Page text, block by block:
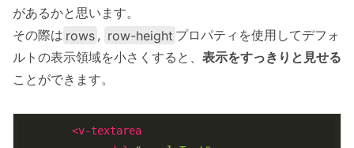
があるかと思います。
その際は rows , row-height プロパティを使用してデフォ
ルトの表示領域を小さくすると、 表示をすっきりと見せる
ことができます。
<v-textarea